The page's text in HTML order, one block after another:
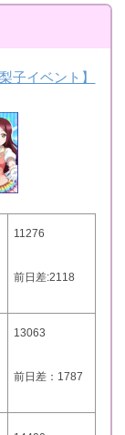
子イベント】
11276
前日差:2118
13063
前日差：1787